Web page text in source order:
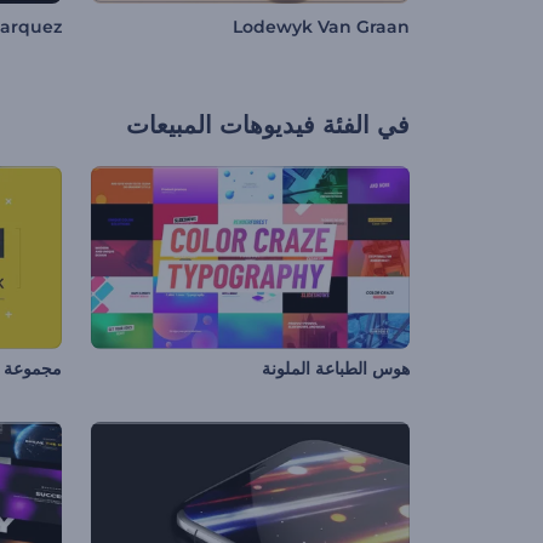
Lodewyk Van Graan
في الفئة فيديوهات المبيعات
هوس الطباعة الملونة مجموعة